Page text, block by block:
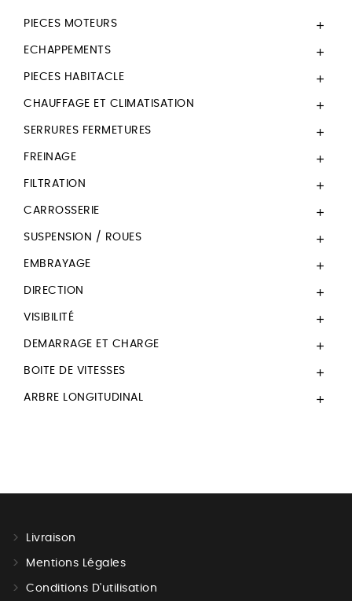
PIECES MOTEURS 
ECHAPPEMENTS 
PIECES HABITACLE 
CHAUFFAGE ET CLIMATISATION 
SERRURES FERMETURES 
FREINAGE 
FILTRATION 
CARROSSERIE 
SUSPENSION / ROUES 
EMBRAYAGE 
DIRECTION 
VISIBILITÉ 
DEMARRAGE ET CHARGE 
BOITE DE VITESSES 
ARBRE LONGITUDINAL 
Livraison
Mentions Légales
Conditions D'utilisation